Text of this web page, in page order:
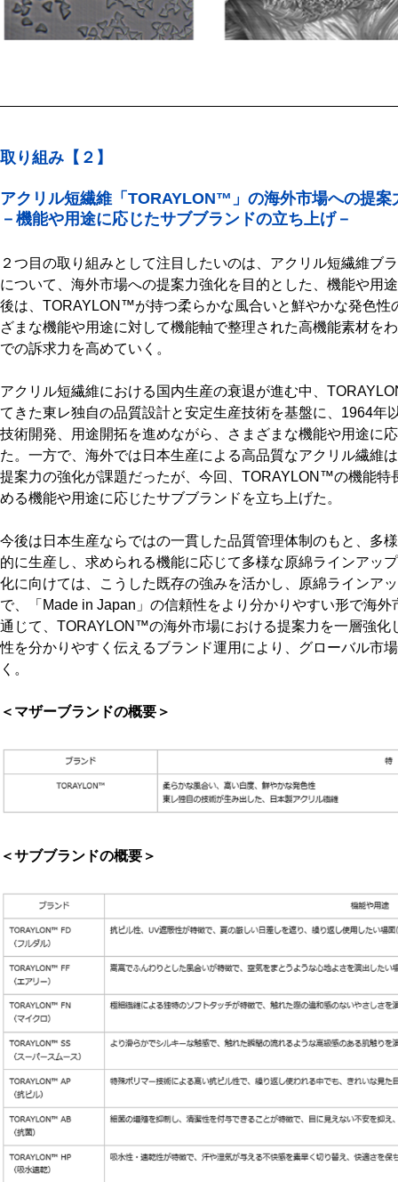
取り組み【２ 】
アクリル短繊維「TORAYLON™」の海外市場への提案
－機能や用途に応じたサブブランドの立ち上げ－
２つ目の取り組みとして注目したいのは、アクリル短繊維ブ
について、海外市場への提案力強化を目的とした、機能や用
後は、TORAYLON™が持つ柔らかな風合いと鮮やかな発色性
ざまな機能や用途に対して機能軸で整理された高機能素材を
での訴求力を高めていく。
アクリル短繊維における国内生産の衰退が進む中、
てきた東レ独自の品質設計と安定生産技術を基盤に、1964年
技術開発、用途開拓を進めながら、さまざまな機能や用途に
た。一方で、海外では日本生産による高品質なアクリル繊維
提案力の強化が課題だったが、今回、TORAYLON™の機能特
める機能や用途に応じたサブブランドを立ち上げた。
今後は日本生産ならではの一貫した品質管理体制のもと、多
的に生産し、求められる機能に応じて多様な原綿ラインアッ
化に向けては、こうした既存の強みを活かし、原綿ラインア
で、「Made in Japan」の信頼性をより分かりやすい形で海
通じて、TORAYLON™の海外市場における提案力を一層強化
性を分かりやすく伝えるブランド運用により、グローバル市
く。
＜マザーブランドの概要＞
＜サブブランドの概要＞